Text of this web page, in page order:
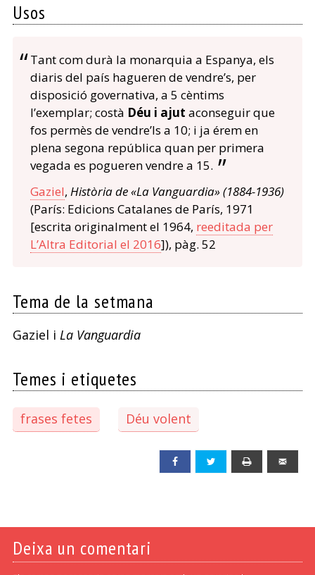
Usos
Tant com durà la monarquia a Espanya, els
diaris del país hagueren de vendre’s, per
disposició governativa, a 5 cèntims
l’exemplar; costà Déu i ajut aconseguir que
fos permès de vendre’ls a 10; i ja érem en
plena segona república quan per primera
vegada es pogueren vendre a 15.
Gaziel, Història de «La Vanguardia» (1884-1936)
(París: Edicions Catalanes de París, 1971
[escrita originalment el 1964, reeditada per
L’Altra Editorial el 2016]), pàg. 52
Tema de la setmana
Gaziel i La Vanguardia
Temes i etiquetes
frases fetes Déu volent
Facebook Twitter
Deixa un comentari